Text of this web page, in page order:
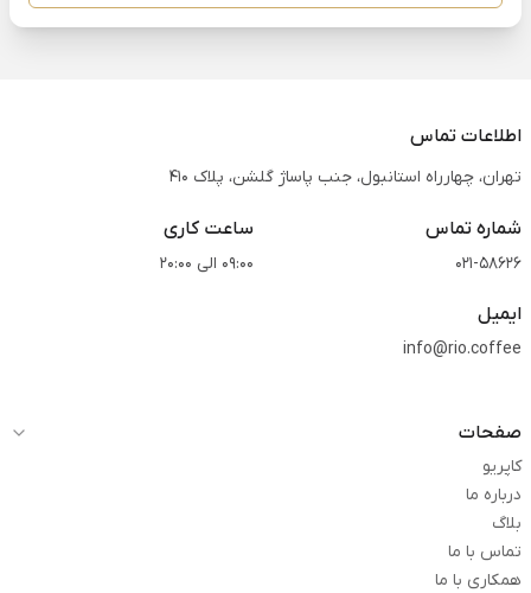
اطلاعات تماس
تهران، چهارراه استانبول، جنب پاساژ گلشن، پلاک 410
شماره تماس
021-58626
ساعت کاری
09:00 الی 20:00
ایمیل
info@rio.coffee
صفحات
کاپریو
درباره ما
بلاگ
تماس با ما
همکاری با ما